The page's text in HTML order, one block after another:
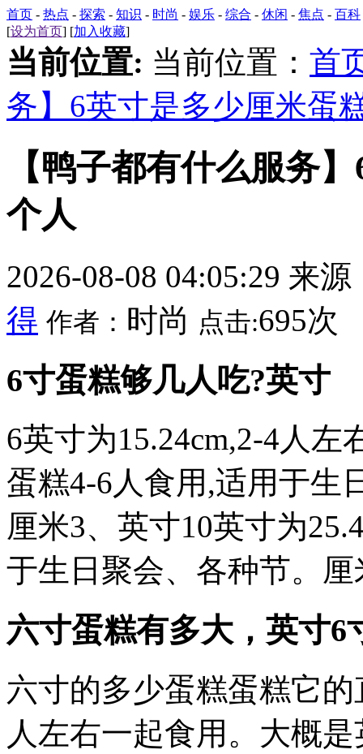
首页 - 热点 - 探索 - 知识 - 时尚 - 娱乐 - 综合 - 休闲 - 焦点 - 百科
[设为首页] [加入收藏]
当前位置: 当前位置： 首
务】6英寸是多少厘米蛋
【鸭子都有什么服务
个人
2026-08-08 04:05:29 来源
得 作者： 时尚 点击:695次
6寸蛋糕够几人吃?英寸
6英寸为15.24cm,2-4人左
蛋糕4-6人食用,适用于生
厘米3、英寸10英寸为
于生日聚会、各种节。厘
六寸蛋糕有多大，英寸
六寸的多少蛋糕蛋糕它
人左右一起食用。大概